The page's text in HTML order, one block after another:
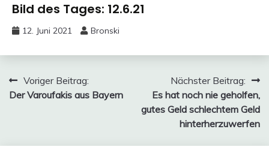
Bild des Tages: 12.6.21
12. Juni 2021 Bronski
Beitragsnavigation
Voriger Beitrag:
Der Varoufakis aus Bayern
Nächster Beitrag:
Es hat noch nie geholfen,
gutes Geld schlechtem Geld
hinterherzuwerfen